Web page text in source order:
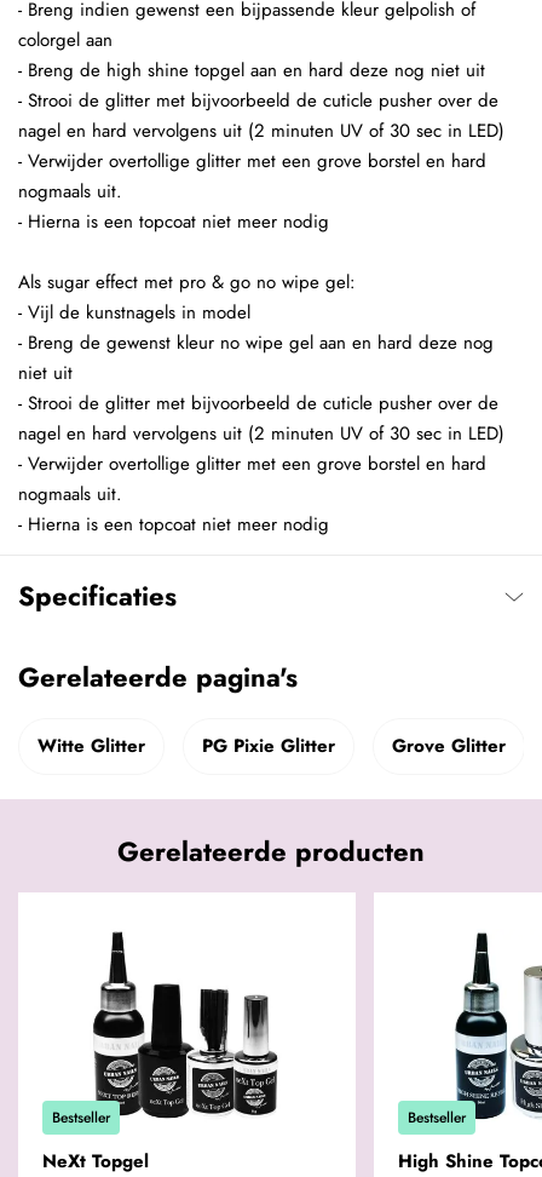
- Breng indien gewenst een bijpassende kleur gelpolish of
colorgel aan
- Breng de high shine topgel aan en hard deze nog niet uit
- Strooi de glitter met bijvoorbeeld de cuticle pusher over de
nagel en hard vervolgens uit (2 minuten UV of 30 sec in LED)
- Verwijder overtollige glitter met een grove borstel en hard
nogmaals uit.
- Hierna is een topcoat niet meer nodig
Als sugar effect met pro & go no wipe gel:
- Vijl de kunstnagels in model
- Breng de gewenst kleur no wipe gel aan en hard deze nog
niet uit
- Strooi de glitter met bijvoorbeeld de cuticle pusher over de
nagel en hard vervolgens uit (2 minuten UV of 30 sec in LED)
- Verwijder overtollige glitter met een grove borstel en hard
nogmaals uit.
- Hierna is een topcoat niet meer nodig
Specificaties
Gerelateerde pagina's
Witte Glitter PG Pixie Glitter Grove Glitter
Gerelateerde producten
Bestseller
NeXt Topgel
Bestseller
High Shine